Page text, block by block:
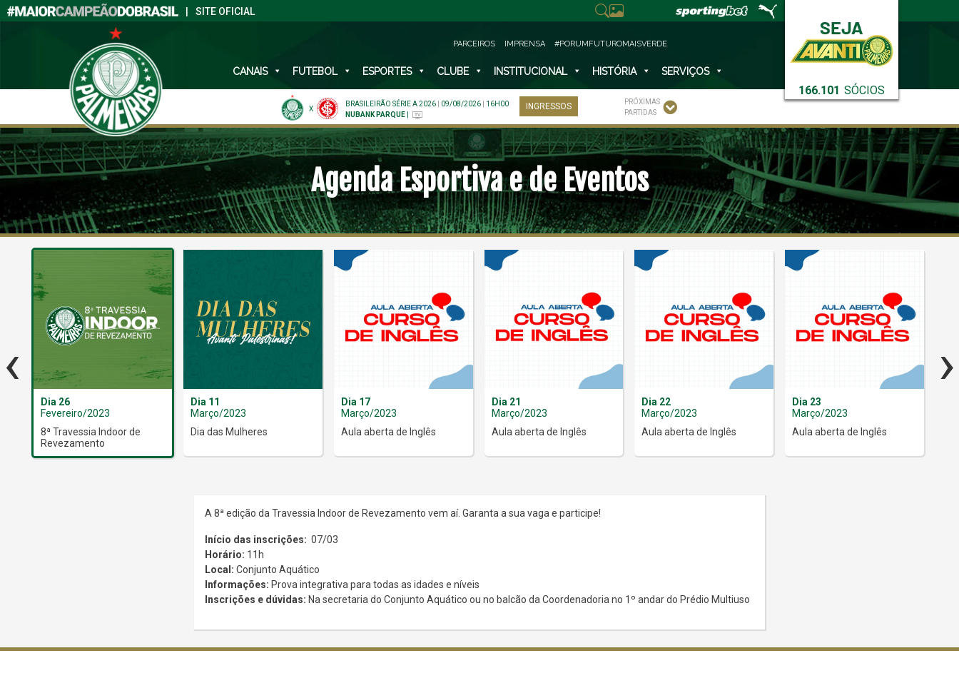
SITE OFICIAL
166.101 SÓCIOS
PARCEIROS IMPRENSA #PORUMFUTUROMAISVERDE
CANAIS FUTEBOL ESPORTES CLUBE INSTITUCIONAL HISTÓRIA SERVIÇOS
X
BRASILEIRÃO SÉRIE A 2026 09/08/2026
16H00
NUBANK PARQUE
INGRESSOS
PRÓXIMAS
PARTIDAS
Agenda Esportiva e de Eventos
Dia 26
Fevereiro/2023
8ª Travessia Indoor de
Revezamento
Dia 11
Março/2023
Dia das Mulheres
Dia 17
Março/2023
Aula aberta de Inglês
Dia 21
Março/2023
Aula aberta de Inglês
Dia 22
Março/2023
Aula aberta de Inglês
Dia 23
Março/2023
Aula aberta de Inglês
‹ ›
A 8ª edição da Travessia Indoor de Revezamento vem aí. Garanta a sua vaga e participe!
Início das inscrições: 07/03
Horário: 11h
Local: Conjunto Aquático
Informações: Prova integrativa para todas as idades e níveis
Inscrições e dúvidas: Na secretaria do Conjunto Aquático ou no balcão da Coordenadoria no 1º andar do Prédio Multiuso